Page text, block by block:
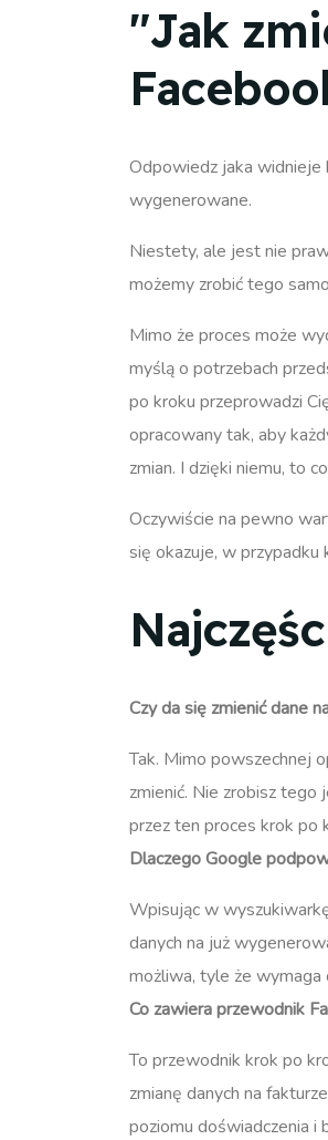
"Jak
Odpowiedz jaka widnieje
wygenerowane.
Niestety, ale jest nie
możemy zrobić tego
Mimo że proces może
myślą o potrzebach
po kroku przeprowadzi
opracowany tak, aby
zmian. I dzięki niemu, to
Oczywiście na pewno
się okazuje, w przypadku
Czy da się zmienić dane
Tak. Mimo powszechnej
zmienić. Nie zrobisz
przez ten proces krok po
Dlaczego Google
Wpisując w
danych na już
możliwa, tyle że wymaga
Co zawiera przewodnik
To przewodnik krok po
zmianę danych na
poziomu doświadczenia i